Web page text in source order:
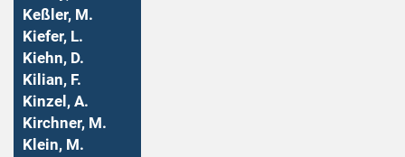
Keßler, M.
Kiefer, L.
Kiehn, D.
Kilian, F.
Kinzel, A.
Kirchner, M.
Klein, M.